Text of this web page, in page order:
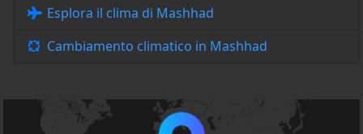
Esplora il clima di Mashhad
Cambiamento climatico in Mashhad